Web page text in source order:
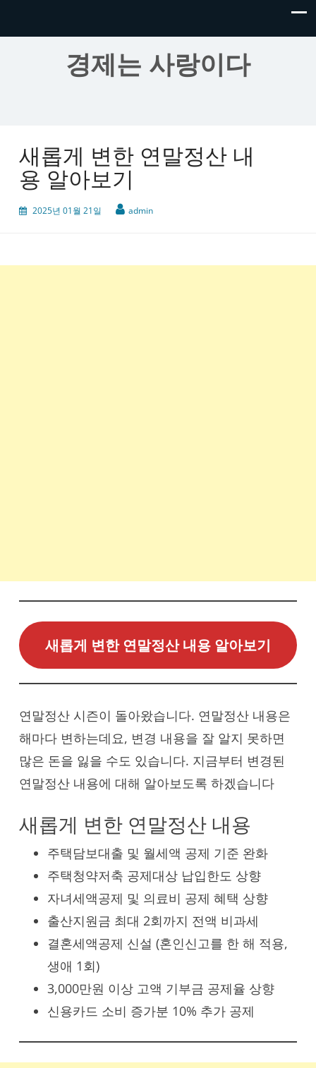
경제는 사랑이다
새롭게 변한 연말정산 내
용 알아보기
2025년 01월 21일 admin
새롭게 변한 연말정산 내용 알아보기
연말정산 시즌이 돌아왔습니다. 연말정산 내용은
해마다 변하는데요, 변경 내용을 잘 알지 못하면
많은 돈을 잃을 수도 있습니다. 지금부터 변경된
연말정산 내용에 대해 알아보도록 하겠습니다
새롭게 변한 연말정산 내용
주택담보대출 및 월세액 공제 기준 완화
주택청약저축 공제대상 납입한도 상향
자녀세액공제 및 의료비 공제 혜택 상향
출산지원금 최대 2회까지 전액 비과세
결혼세액공제 신설 (혼인신고를 한 해 적용,
생애 1회)
3,000만원 이상 고액 기부금 공제율 상향
신용카드 소비 증가분 10% 추가 공제